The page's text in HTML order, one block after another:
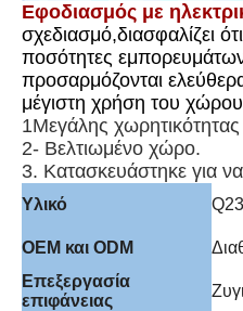
Εφοδιασμός με
σχεδιασμό,διασφαλίζει
ποσότητες
προσαρμόζονται
μέγιστη χρήση του
1Μεγάλης χωρητικότητας
2- Βελτιωμένο χώρο.
3. Κατασκευάστηκε για
Υλικό
OEM και ODM
Επεξεργασία
επιφάνειας